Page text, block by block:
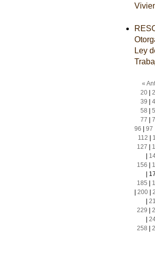
Ley
«
20|
39
58
77
96
97
112
127
156
185
200|
229
258